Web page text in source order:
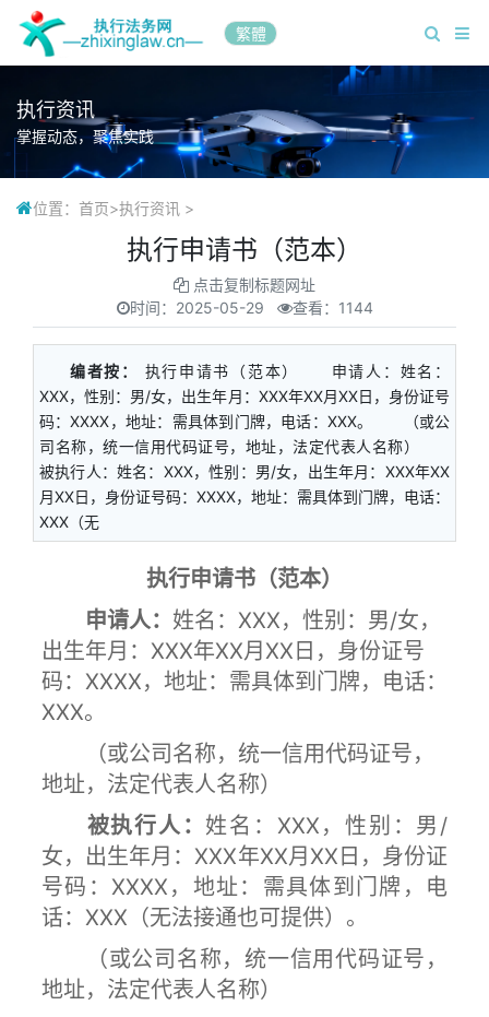
繁體
执行资讯
掌握动态，聚焦实践
位置： 首页>执行资讯 >
执行申请书（范本）
点击复制标题网址
时间： 2025-05-29 查看：1144
编者按：
执行申请书（范本） 申请人：姓名：
XXX，性别：男/女，出生年月：XXX年XX月XX日，身份证号
码：XXXX，地址：需具体到门牌，电话：XXX。 （或公
司名称，统一信用代码证号，地址，法定代表人名称）
被执行人：姓名：XXX，性别：男/女，出生年月：XXX年XX
月XX日，身份证号码：XXXX，地址：需具体到门牌，电话：
XXX（无
执行申请书（范本）
申请人： 姓名：XXX，性别：男/女，
出生年月：XXX年XX月XX日，身份证号
码：XXXX，地址：需具体到门牌，电话：
XXX。
（或公司名称，统一信用代码证号，
地址，法定代表人名称）
被执行人： 姓名：XXX，性别：男/
女，出生年月：XXX年XX月XX日，身份证
号码：XXXX，地址：需具体到门牌，电
话：XXX（无法接通也可提供）。
（或公司名称，统一信用代码证号，
地址，法定代表人名称）